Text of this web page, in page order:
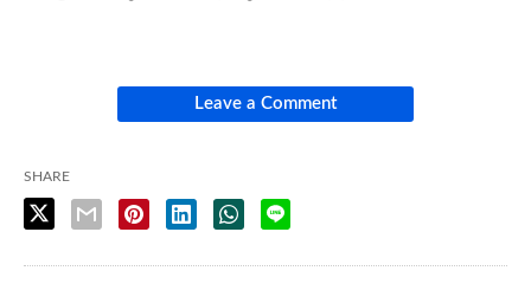
Leave a Comment
SHARE